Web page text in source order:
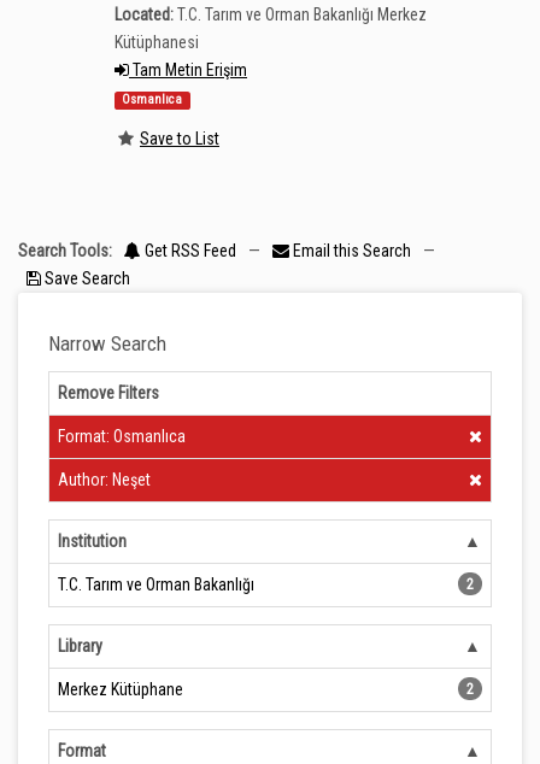
Located:T.C. Tarım ve Orman Bakanlığı Merkez
Kütüphanesi
Tam Metin Erişim
Osmanlıca
Save to List
Search Tools: Get RSS Feed — Email this Search
—
Save Search
Narrow Search
Remove Filters
Clear Filter
Format: Osmanlıca
Clear Filter
Author: Neşet
Institution
T.C. Tarım ve Orman Bakanlığı 2
Library
Merkez Kütüphane 2
Format